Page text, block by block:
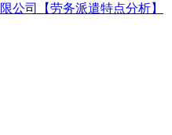
公司【劳务派遣特点分析】